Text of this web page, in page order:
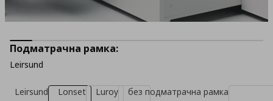
Подматрачна рамка:
Leirsund
Leirsund Lonset Luroy без подматрачна рамка